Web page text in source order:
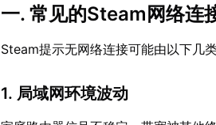
一. 常见的Steam网络连
Steam提示无网络连接可能由以下几
1. 局域网环境波动